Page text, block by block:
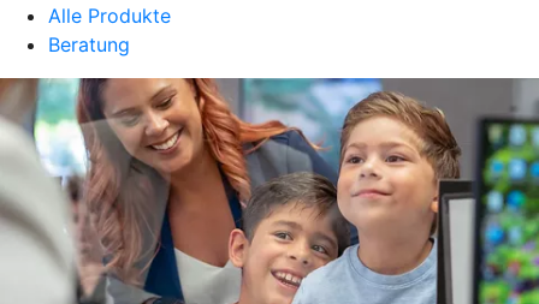
Alle Produkte
Beratung